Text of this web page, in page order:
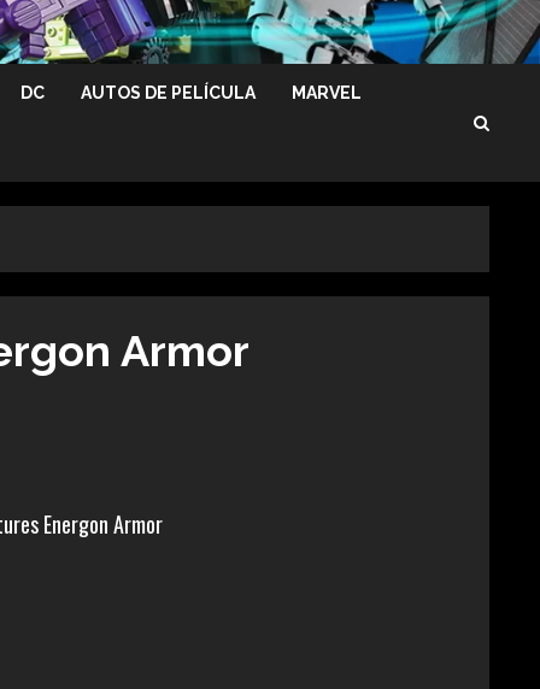
DC AUTOS DE PELÍCULA MARVEL
Armor
Energon Armor